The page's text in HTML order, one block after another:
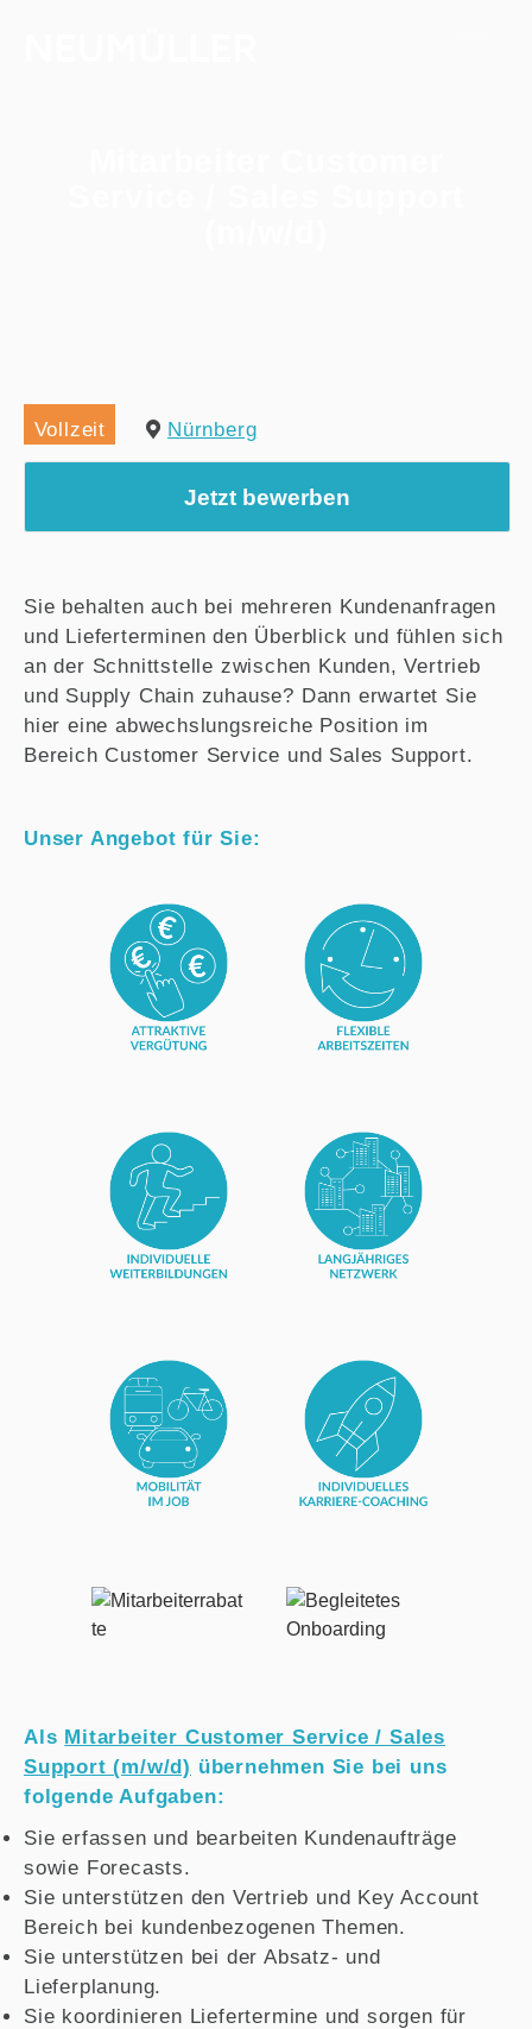
Vollzeit Nürnberg
Jetzt bewerben
Sie behalten auch bei mehreren Kundenanfragen
und Lieferterminen den Überblick und fühlen sich
an der Schnittstelle zwischen Kunden, Vertrieb
und Supply Chain zuhause? Dann erwartet Sie
hier eine abwechslungsreiche Position im
Bereich Customer Service und Sales Support.
Unser Angebot für Sie:
Als Mitarbeiter Customer Service / Sales
Support (m/w/d) übernehmen Sie bei uns
folgende Aufgaben:
Sie erfassen und bearbeiten Kundenaufträge
sowie Forecasts.
Sie unterstützen den Vertrieb und Key Account
Bereich bei kundenbezogenen Themen.
Sie unterstützen bei der Absatz- und
Lieferplanung.
Sie koordinieren Liefertermine und sorgen für